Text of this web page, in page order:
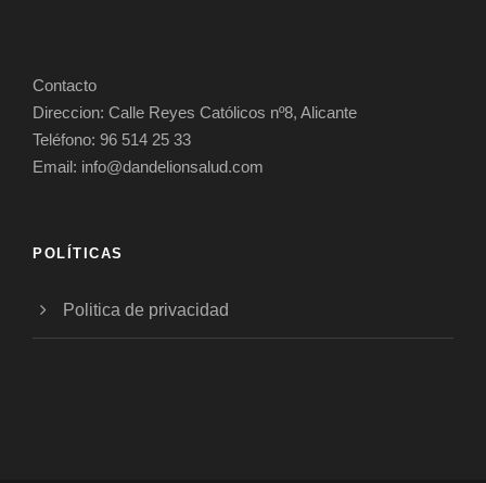
Contacto
Direccion: Calle Reyes Católicos nº8, Alicante
Teléfono: 96 514 25 33
Email: info@dandelionsalud.com
POLÍTICAS
Politica de privacidad